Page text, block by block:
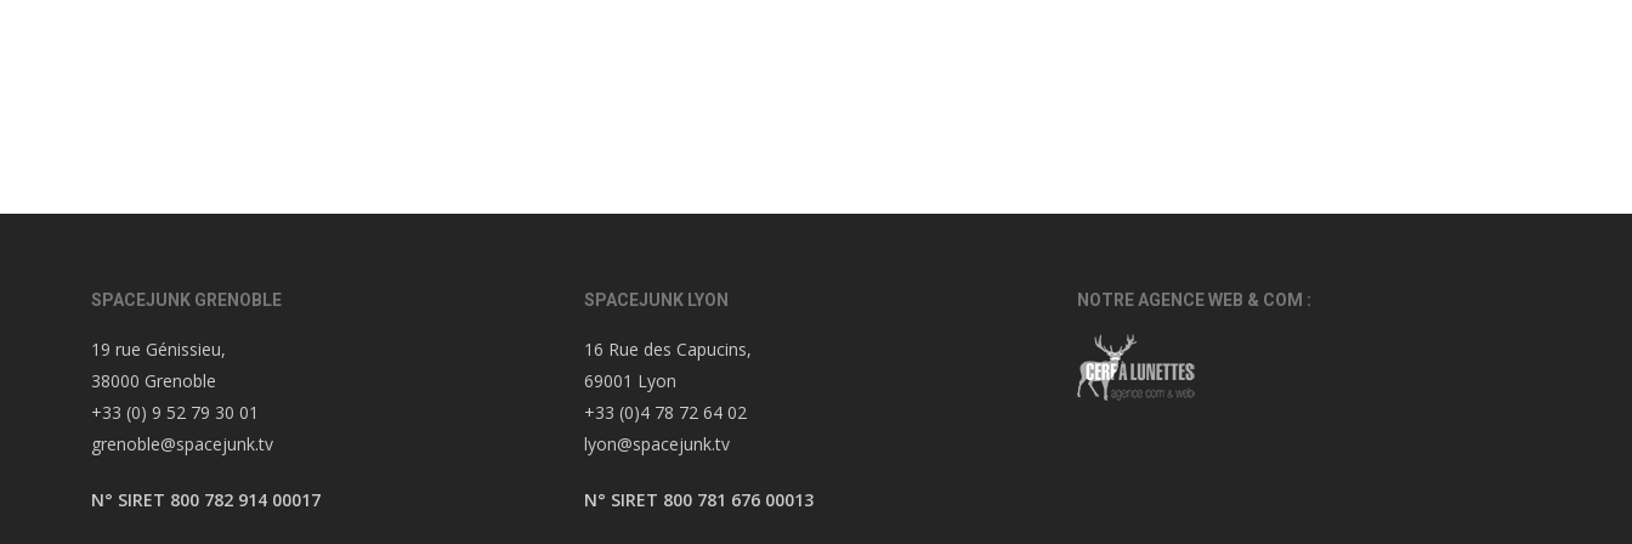
SPACEJUNK GRENOBLE
19 rue Génissieu,
38000 Grenoble
+33 (0) 9 52 79 30 01
grenoble@spacejunk.tv
N° SIRET 800 782 914 00017
SPACEJUNK LYON
16 Rue des Capucins,
69001 Lyon
+33 (0)4 78 72 64 02
lyon@spacejunk.tv
N° SIRET 800 781 676 00013
NOTRE AGENCE WEB & COM :